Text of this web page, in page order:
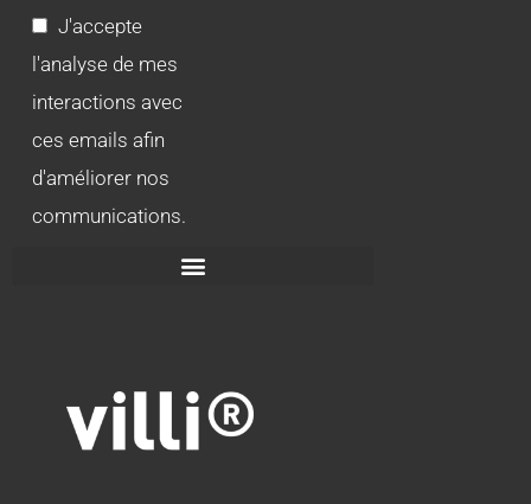
J'accepte
l'analyse de mes
interactions avec
ces emails afin
d'améliorer nos
communications.